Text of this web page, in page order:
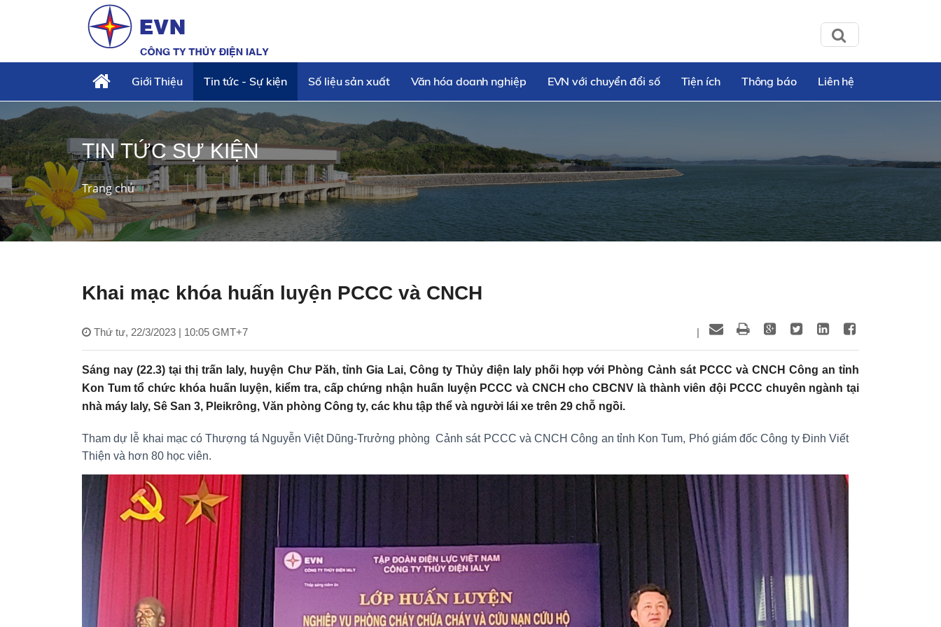
Giới Thiệu Tin tức - Sự kiện Số liệu sản xuất Văn hóa doanh nghiệp EVN với chuyển đổi số Tiện ích Thông báo Liên hệ
TIN TỨC SỰ KIỆN
Trang chủ
Khai mạc khóa huấn luyện PCCC và CNCH
Thứ tư, 22/3/2023 | 10:05 GMT+7 |
Sáng nay (22.3) tại thị trấn Ialy, huyện Chư Păh, tỉnh Gia Lai, Công ty Thủy điện Ialy phối hợp với Phòng Cảnh sát PCCC và CNCH Công an tỉnh
Kon Tum tổ chức khóa huấn luyện, kiểm tra, cấp chứng nhận huấn luyện PCCC và CNCH cho CBCNV là thành viên đội PCCC chuyên ngành tại
nhà máy Ialy, Sê San 3, Pleikrông, Văn phòng Công ty, các khu tập thể và người lái xe trên 29 chỗ ngồi.
Tham dự lễ khai mạc có Thượng tá Nguyễn Việt Dũng-Trưởng phòng Cảnh sát PCCC và CNCH Công an tỉnh Kon Tum, Phó giám đốc Công ty Đinh Viết
Thiện và hơn 80 học viên.